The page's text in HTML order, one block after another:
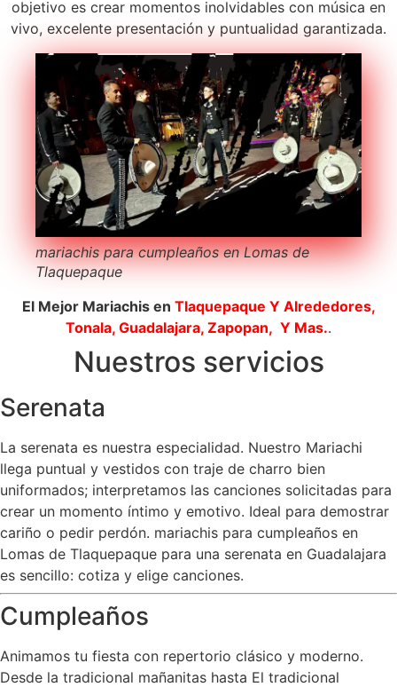
objetivo es crear momentos inolvidables con música en
vivo, excelente presentación y puntualidad garantizada.
mariachis para cumpleaños en Lomas de
Tlaquepaque
El Mejor Mariachis en Tlaquepaque Y Alrededores,
Tonala, Guadalajara, Zapopan, Y Mas..
Nuestros servicios
Serenata
La serenata es nuestra especialidad. Nuestro Mariachi
llega puntual y vestidos con traje de charro bien
uniformados; interpretamos las canciones solicitadas para
crear un momento íntimo y emotivo. Ideal para demostrar
cariño o pedir perdón. mariachis para cumpleaños en
Lomas de Tlaquepaque para una serenata en Guadalajara
es sencillo: cotiza y elige canciones.
Cumpleaños
Animamos tu fiesta con repertorio clásico y moderno.
Desde la tradicional mañanitas hasta El tradicional